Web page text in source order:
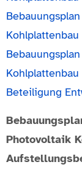
Beteiligung
Photovoltaik